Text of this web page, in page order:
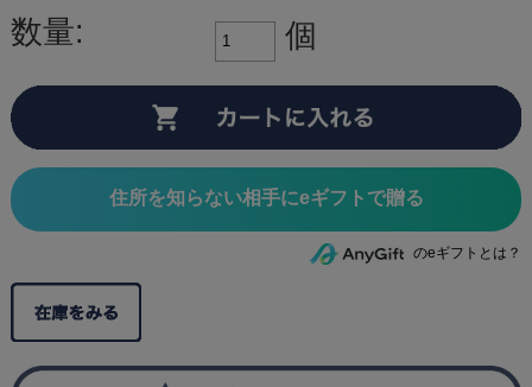
数量: 個
住所を知らない相手にeギフトで贈る
のeギフトとは？